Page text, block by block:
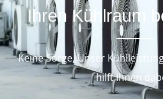
Ihren Kühlraum
Keine Sorge, Unser
hilft Ihnen